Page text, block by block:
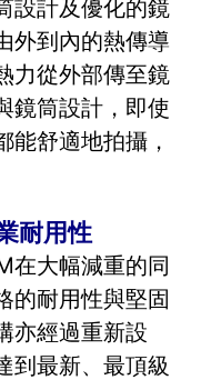
設計及優化的鏡
外到內的熱傳導
力從外部傳至鏡
鏡筒設計，即使
能舒適地拍攝，
耐用性
在大幅減重的同
的耐用性與堅固
亦經過重新設
到最新、最頂級